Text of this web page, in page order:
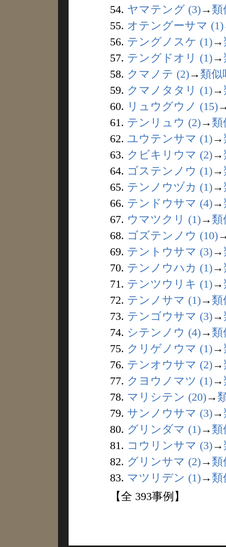
54. ヤマテング (3)→ 類
55. オテングーサマ (1)
56. テングノスケ (1)→
57. テングドオリ (1)→
58. クマノテ (2)→ 類似
59. クマノタタリ (1)→
60. リュウグウノ (15)
61. テンリュウ (2)→ 類
62. ユウテンサマ (1)→
63. クビキリウマ (2)→
64. ゴステンノウ (1)→
65. テンノウヅカ (1)→
66. テンドウサマ (4)→
67. ウマツクリ (1)→ 類
68. ゴズテンノウ (10)
69. テントウサマ (3)→
70. テンノウハカ (1)→
71. テンツウリキ (1)→
72. テンノサマ (1)→ 類
73. テンゴウサマ (3)→
74. シテンノウ (4)→ 類
75. クリゲノウマ (1)→
76. テンオウサマ (2)→
77. クヨウノマツ (1)→
78. マリシテン (20)→
79. サンノウサマ (3)→
80. グリンダマ (1)→ 類
81. コウリンサマ (3)→
82. グリンサマ (2)→ 類
83. マツリデン (1)→ 類
【全 393事例】